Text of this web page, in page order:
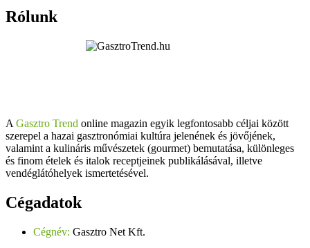
Rólunk
A Gasztro Trend online magazin egyik legfontosabb céljai között
szerepel a hazai gasztronómiai kultúra jelenének és jövőjének,
valamint a kulináris művészetek (gourmet) bemutatása, különleges
és finom ételek és italok receptjeinek publikálásával, illetve
vendéglátóhelyek ismertetésével.
Cégadatok
Cégnév: Gasztro Net Kft.